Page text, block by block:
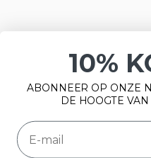
10%
ABONNEER OP ONZE
DE HOOGTE